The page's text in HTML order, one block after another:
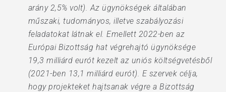
arány 2,5% volt). Az ügynökségek általában
műszaki, tudományos, illetve szabályozási
feladatokat látnak el. Emellett 2022-ben az
Európai Bizottság hat végrehajtó ügynöksége
19,3 milliárd eurót kezelt az uniós költségvetésből
(2021-ben 13,1 milliárd eurót). E szervek célja,
hogy projekteket hajtsanak végre a Bizottság